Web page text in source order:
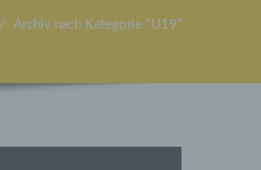
Archiv nach Kategorie "U19"